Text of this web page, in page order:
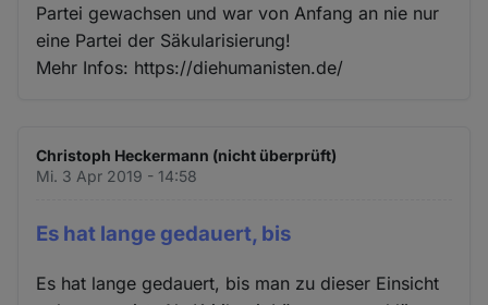
Partei gewachsen und war von Anfang an nie nur
eine Partei der Säkularisierung!
Mehr Infos: https://diehumanisten.de/
Christoph Heckermann (nicht überprüft)
Mi. 3 Apr 2019 - 14:58
Es hat lange gedauert, bis
Es hat lange gedauert, bis man zu dieser Einsicht